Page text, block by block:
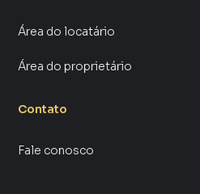
Área do locatário
Área do proprietário
Contato
Fale conosco